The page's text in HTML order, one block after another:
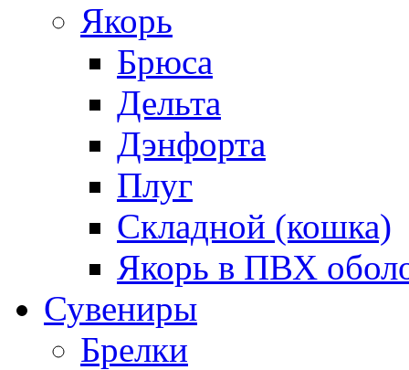
Якорь
Брюса
Дельта
Дэнфорта
Плуг
Складной (кошка)
Якорь в ПВХ
Сувениры
Брелки